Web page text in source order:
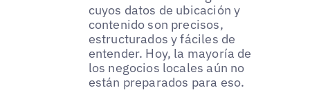
cuyos datos de ubicación y
contenido son precisos,
estructurados y fáciles de
entender. Hoy, la mayoría de
los negocios locales aún no
están preparados para eso.